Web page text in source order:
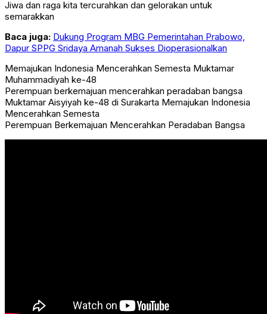
Jiwa dan raga kita tercurahkan dan gelorakan untuk
semarakkan
Baca juga: Dukung Program MBG Pemerintahan Prabowo,
Dapur SPPG Sridaya Amanah Sukses Dioperasionalkan
Memajukan Indonesia Mencerahkan Semesta Muktamar
Muhammadiyah ke-48
Perempuan berkemajuan mencerahkan peradaban bangsa
Muktamar Aisyiyah ke-48 di Surakarta Memajukan Indonesia
Mencerahkan Semesta
Perempuan Berkemajuan Mencerahkan Peradaban Bangsa